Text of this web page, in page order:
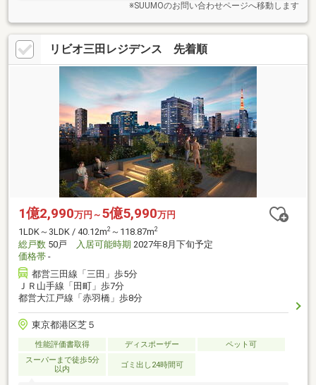
※SUUMOのお問い合わせページへ移動します
リビオ三田レジデンス 先着順
1億2,990万円～ 5億5,990万円
1LDK～3LDK / 40.12m2 ～118.87m2
総戸数 50戸 入居可能時期 2027年8月下旬予定
価格帯 -
都営三田線「三田」歩5分
ＪＲ山手線「田町」歩7分
都営大江戸線「赤羽橋」歩8分
東京都港区芝５
性能評価書取得 ディスポーザー
ペット可
スーパーまで徒歩5分
以内
ゴミ出し24時間可